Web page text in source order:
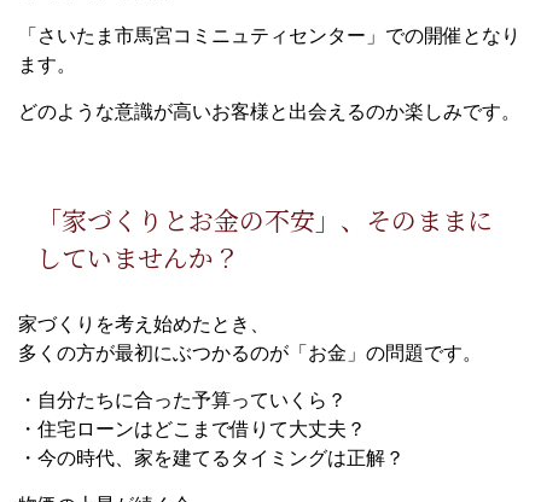
「さいたま市馬宮コミニュティセンター」での開催となり
ます。
どのような意識が高いお客様と出会えるのか楽しみです。
「家づくりとお金の不安」、そのままに
していませんか？
家づくりを考え始めたとき、
多くの方が最初にぶつかるのが「お金」の問題です。
・自分たちに合った予算っていくら？
・住宅ローンはどこまで借りて大丈夫？
・今の時代、家を建てるタイミングは正解？